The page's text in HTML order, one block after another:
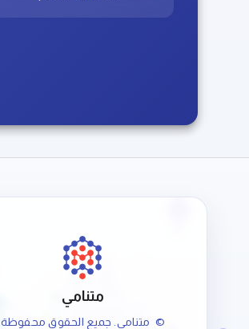
متنامي
© متنامي. جميع الحقوق محفوظة